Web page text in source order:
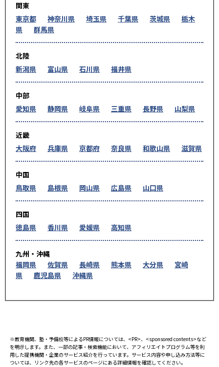
関東
東京都
神奈川県 埼玉県 千葉県 茨城県
栃木
県
群馬県
北陸
新潟県
富山県 石川県 福井県
中部
愛知県
静岡県 岐阜県 三重県 長野県 山梨県
近畿
大阪府
兵庫県 京都府 奈良県 和歌山県 滋賀県
中国
鳥取県
島根県 岡山県 広島県 山口県
四国
徳島県
香川県 愛媛県 高知県
九州・沖縄
福岡県
佐賀県 長崎県 熊本県 大分県
宮崎
県
鹿児島県 沖縄県
※教育機関、塾・予備校等によるPR情報については、<PR>、<sponsored contents>など
を明示します。また、一部の記事・検索機能において、アフィリエイトプログラム等を利
用した提携機関・企業のサービス紹介を行っています。サービス内容や申し込み方法等に
ついては、リンク先の各サービスのページにある詳細情報を確認してください。